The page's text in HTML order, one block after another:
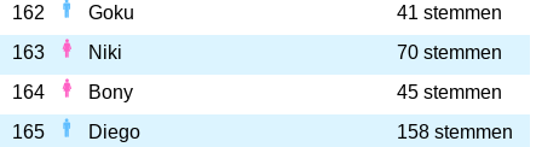
162
Goku
41 stemmen
163
Niki
70 stemmen
164
Bony
45 stemmen
165
Diego
158 stemmen